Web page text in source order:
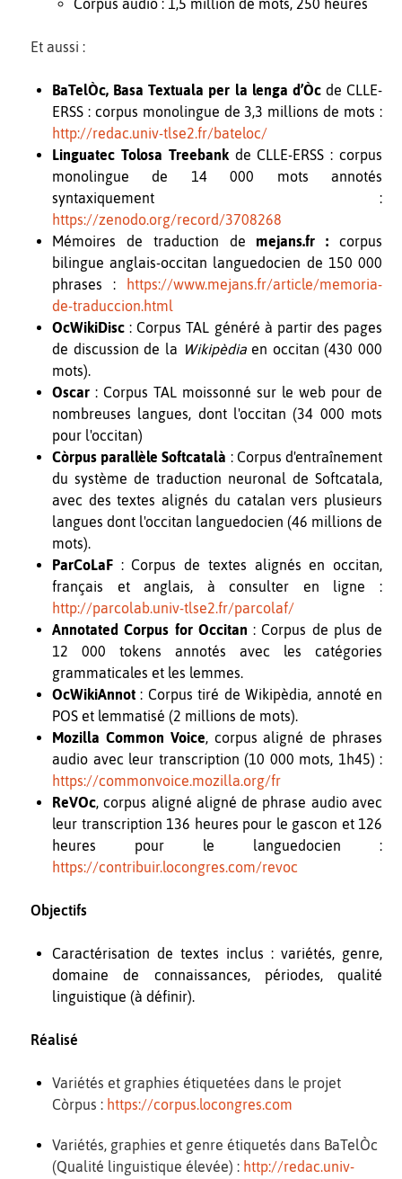
Corpus audio : 1,5 million de mots, 250 heures
Et aussi :
BaTelÒc, Basa Textuala per la lenga d’Òc de CLLE-
ERSS : corpus monolingue de 3,3 millions de mots :
http://redac.univ-tlse2.fr/bateloc/
Linguatec Tolosa Treebankde CLLE-ERSS : corpus
monolingue de 14 000 mots annotés
syntaxiquement :
https://zenodo.org/record/3708268
Mémoires de traduction demejans.fr : corpus
bilingue anglais-occitan languedocien de 150 000
phrases :
https://www.mejans.fr/article/memoria-
de-traduccion.html
OcWikiDisc : Corpus TAL généré à partir des pages
de discussion de la Wikipèdiaen occitan (430 000
mots).
Oscar : Corpus TAL moissonné sur le web pour de
nombreuses langues, dont l'occitan (34 000 mots
pour l'occitan)
Còrpus parallèle Softcatalà : Corpus d'entraînement
du système de traduction neuronal de Softcatala,
avec des textes alignés du catalan vers plusieurs
langues dont l'occitan languedocien (46 millions de
mots).
ParCoLaF : Corpus de textes alignés en occitan,
français et anglais, à consulter en ligne :
http://parcolab.univ-tlse2.fr/parcolaf/
Annotated Corpus for Occitan : Corpus de plus de
12 000 tokens annotés avec les catégories
grammaticales et les lemmes.
OcWikiAnnot: Corpus tiré de Wikipèdia, annoté en
POS et lemmatisé (2 millions de mots).
Mozilla Common Voice, corpus aligné de phrases
audio avec leur transcription (10 000 mots, 1h45) :
https://commonvoice.mozilla.org/fr
ReVOc, corpus aligné aligné de phrase audio avec
leur transcription 136 heures pour le gascon et 126
heures pour le languedocien :
https://contribuir.locongres.com/revoc
Objectifs
Caractérisation de textes inclus : variétés, genre,
domaine de connaissances, périodes, qualité
linguistique (à définir).
Réalisé
Variétés et graphies étiquetées dans le projet
Còrpus : https://corpus.locongres.com
Variétés, graphies et genre étiquetés dans BaTelÒc
(Qualité linguistique élevée) : http://redac.univ-